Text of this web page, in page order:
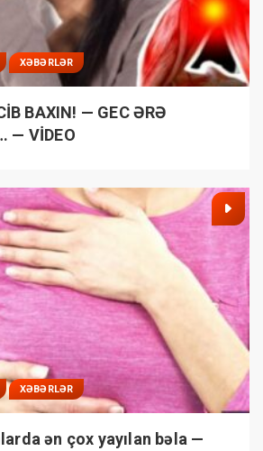
XƏBƏRLƏR
BAXIN! — GEC ƏRƏ
— VİDEO
XƏBƏRLƏR
ən çox yayılan bəla —